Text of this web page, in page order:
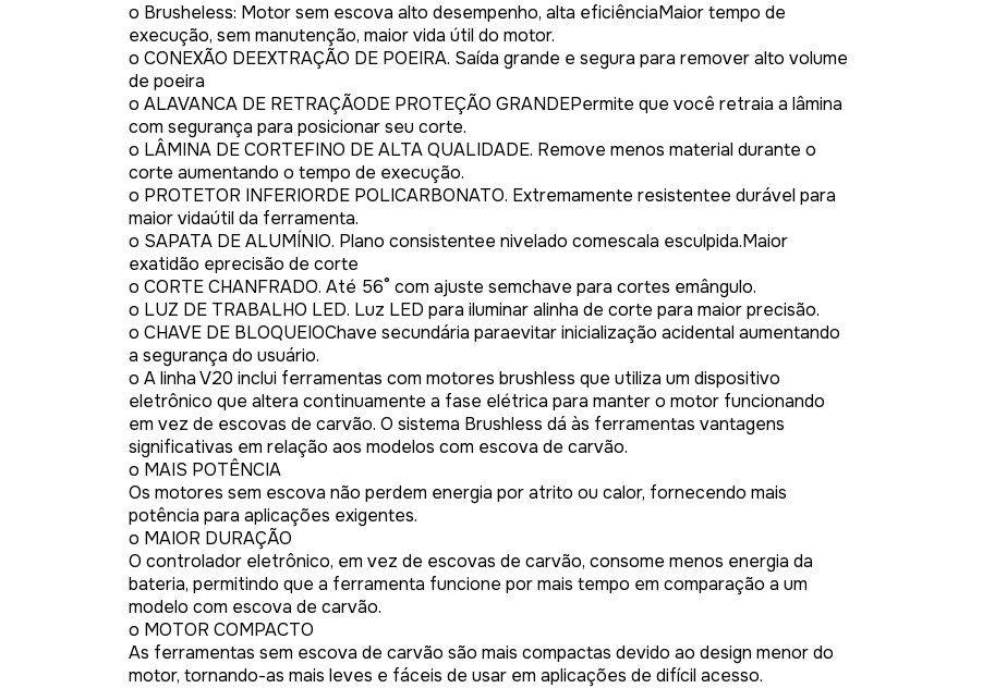
o Brusheless: Motor sem escova alto desempenho, alta eficiênciaMaior tempo de
execução, sem manutenção, maior vida útil do motor.
o CONEXÃO DEEXTRAÇÃO DE POEIRA. Saída grande e segura para remover alto volume
de poeira
o ALAVANCA DE RETRAÇÃODE PROTEÇÃO GRANDEPermite que você retraia a lâmina
com segurança para posicionar seu corte.
o LÂMINA DE CORTEFINO DE ALTA QUALIDADE. Remove menos material durante o
corte aumentando o tempo de execução.
o PROTETOR INFERIORDE POLICARBONATO. Extremamente resistentee durável para
maior vidaútil da ferramenta.
o SAPATA DE ALUMÍNIO. Plano consistentee nivelado comescala esculpida.Maior
exatidão eprecisão de corte
o CORTE CHANFRADO. Até 56° com ajuste semchave para cortes emângulo.
o LUZ DE TRABALHO LED. Luz LED para iluminar alinha de corte para maior precisão.
o CHAVE DE BLOQUEIOChave secundária paraevitar inicialização acidental aumentando
a segurança do usuário.
o A linha V20 inclui ferramentas com motores brushless que utiliza um dispositivo
eletrônico que altera continuamente a fase elétrica para manter o motor funcionando
em vez de escovas de carvão. O sistema Brushless dá às ferramentas vantagens
significativas em relação aos modelos com escova de carvão.
o MAIS POTÊNCIA
Os motores sem escova não perdem energia por atrito ou calor, fornecendo mais
potência para aplicações exigentes.
o MAIOR DURAÇÃO
O controlador eletrônico, em vez de escovas de carvão, consome menos energia da
bateria, permitindo que a ferramenta funcione por mais tempo em comparação a um
modelo com escova de carvão.
o MOTOR COMPACTO
As ferramentas sem escova de carvão são mais compactas devido ao design menor do
motor, tornando-as mais leves e fáceis de usar em aplicações de difícil acesso.